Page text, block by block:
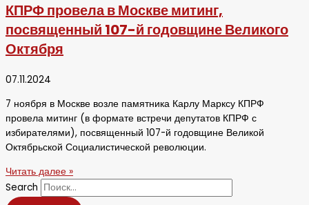
КПРФ провела в Москве митинг,
посвященный 107-й годовщине Великого
Октября
07.11.2024
7 ноября в Москве возле памятника Карлу Марксу КПРФ
провела митинг (в формате встречи депутатов КПРФ с
избирателями), посвященный 107-й годовщине Великой
Октябрьской Социалистической революции.
Читать далее »
Search